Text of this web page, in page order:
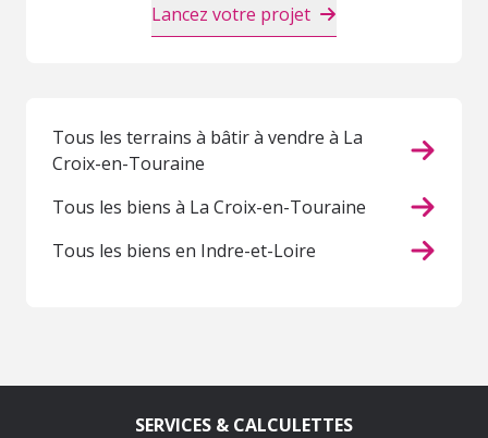
Lancez votre projet
Tous les terrains à bâtir à vendre à La
Croix-en-Touraine
Tous les biens à La Croix-en-Touraine
Tous les biens en Indre-et-Loire
SERVICES & CALCULETTES